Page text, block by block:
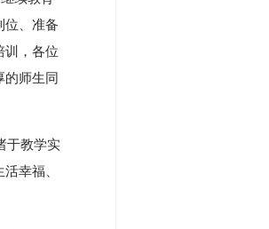
位、准备
训，各位
的师生同
于教学实
幸福、